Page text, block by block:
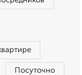
Посуточно